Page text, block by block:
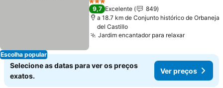
Escolha popular
3 Estrelas
9,7 Excelente
849
a 18.7 km de Conjunto histórico de Orbaneja
del Castillo
Jardim encantador para relaxar
Selecione as datas para ver os preços
exatos.
Ver preços